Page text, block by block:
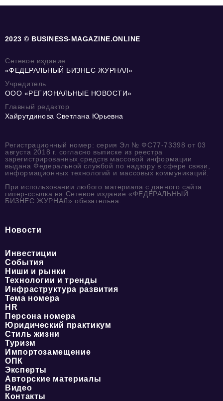
2023 © BUSINESS-MAGAZINE.ONLINE
Сетевое издание
«ФЕДЕРАЛЬНЫЙ БИЗНЕС ЖУРНАЛ»
Учредитель
ООО «РЕГИОНАЛЬНЫЕ НОВОСТИ»
Главный редактор
Хайрутдинова Светлана Юрьевна
Регистрационный номер: серия Эл № ФС77-73398 от 03
августа 2018 г. согласно выписке из реестра
зарегистрированных средств массовой информации
выдана Федеральной службой по надзору в сфере связи,
информационных технологий и массовых коммуникаций.
При использовании любого материала с данного сайта
гипер-ссылка на Сетевое издание «ФЕДЕРАЛЬНЫЙ
БИЗНЕС ЖУРНАЛ» обязательна.
Новости
Инвестиции
События
Ниши и рынки
Технологии и тренды
Инфраструктура развития
Тема номера
HR
Персона номера
Юридический практикум
Стиль жизни
Туризм
Импортозамещение
ОПК
Эксперты
Авторские материалы
Видео
Контакты